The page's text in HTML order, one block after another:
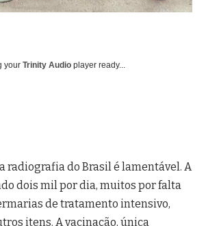
your Trinity Audio player ready...
radiografia do Brasil é lamentável. A
dois mil por dia, muitos por falta
de tratamento intensivo,
itens. A vacinação, única